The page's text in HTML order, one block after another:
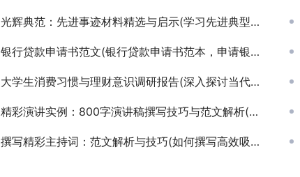
光辉典范：先进事迹材料精选与启示(学习先进典型事迹，汲取前行不竭动力)
银行贷款申请书范文(银行贷款申请书范本，申请银行贷款的必备文件)
大学生消费习惯与理财意识调研报告(深入探讨当代大学生消费模式与理财观念的调研报告)
精彩演讲实例：800字演讲稿撰写技巧与范文解析(如何撰写引人入胜的800字演讲稿并附成功范文)
撰写精彩主持词：范文解析与技巧(如何撰写高效吸引观众的主持词范文及其实用技巧)